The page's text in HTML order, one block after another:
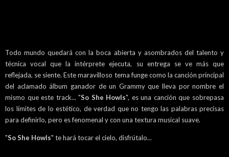
Todo mundo quedará con la boca abierta y asombrados del talento y
técnica vocal que la intérprete ejecuta, su entrega se ve más que
reflejada, se siente. Este maravilloso tema funge como la canción principal
del aclamado álbum ganador de un Grammy que lleva por nombre el
mismo que este track... "So She Howls", es una canción que sobrepasa
los límites de lo estético, de verdad que no tengo las palabras precisas
para definirlo, pero es fenomenal y con una textura musical suave.
"So She Howls" te hará tocar el cielo, disfrútalo...